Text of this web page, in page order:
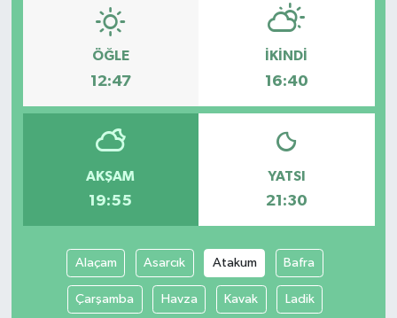
ÖĞLE
12:47
İKINDI
16:40
AKŞAM
19:55
YATSI
21:30
Alaçam Asarcık Atakum Bafra
Çarşamba Havza Kavak Ladik